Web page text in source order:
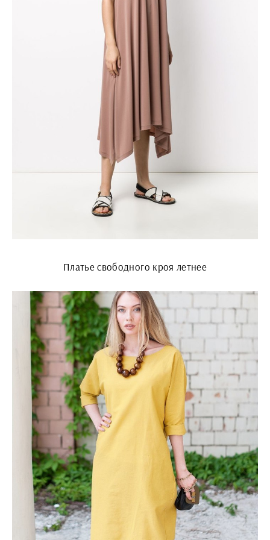
Платье свободного кроя летнее